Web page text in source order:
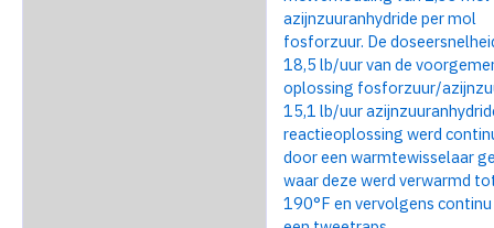
azijnzuuranhydride per mol
fosforzuur. De
18,5 lb/uur van de
oplossing fosforzuur/
15,1 lb/uur
reactieoplossing werd
door een warmtewisselaar
waar deze werd verwarmd
190°F en vervolgens continu